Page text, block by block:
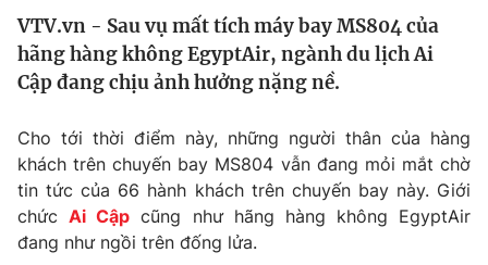
Thế giới
Tin tức
Câu chuyện quốc tế
Kinh tế
Tài chính
Thị trường
Góc doanh nghiệp
Dữ liệu và đời sống
Truyền hình
VTV.vn - Sau vụ mất tích máy bay MS804 của
hãng hàng không EgyptAir, ngành du lịch Ai
Cập đang chịu ảnh hưởng nặng nề.
Cho tới thời điểm này, những người thân của hàng
khách trên chuyến bay MS804 vẫn đang mỏi mắt chờ
tin tức của 66 hành khách trên chuyến bay này. Giới
chứcAi Cập cũng như hãng hàng không EgyptAir
đang như ngồi trên đống lửa.